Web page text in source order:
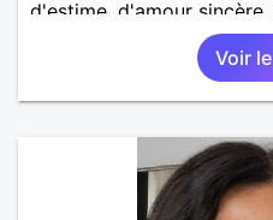
d'estime, d'amour
Voir